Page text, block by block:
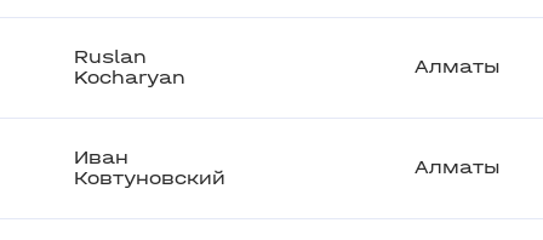
Ruslan
Kocharyan
Алматы
Иван
Ковтуновский
Алматы